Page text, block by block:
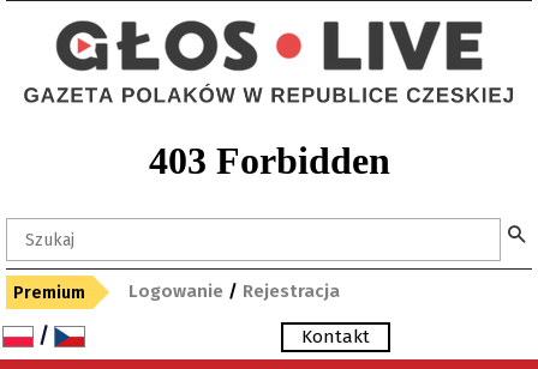
Premium Logowanie / Rejestracja
/ Kontakt